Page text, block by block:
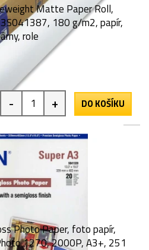
Matte Paper Roll,
180 g/m2, papír,
role
- + DO KOŠÍKU
Photo Paper, foto papír,
1270, 2000P, A3+, 251